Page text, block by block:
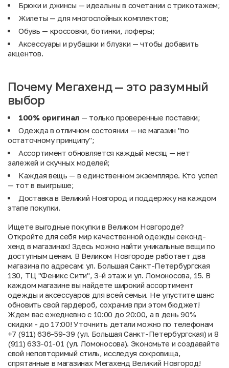
Брюки и джинсы — идеальны в сочетании с трикотажем;
Жилеты — для многослойных комплектов;
Обувь — кроссовки, ботинки, лоферы;
Аксессуары ирубашки и блузки — чтобы добавить
акцентов.
Почему Мегахенд — это разумный
выбор
100% оригинал — только проверенные поставки;
Одежда в отличном состоянии — не магазин "по
остаточному принципу";
Ассортимент обновляется каждый месяц — нет
залежей и скучных моделей;
Каждая вещь — в единственном экземпляре. Кто успел
— тот в выигрыше;
Доставка в Великий Новгород и поддержку на каждом
этапе покупки.
Ищете выгодные покупки в Великом Новгороде?
Откройте для себя мир качественной одежды секонд-
хенд в магазинах! Здесь можно найти уникальные вещи по
доступным ценам. В Великом Новгороде работает два
магазина по адресам: ул. Большая Санкт-Петербургская
130, ТЦ "Феникс Сити", 3-й этаж и ул. Ломоносова, 15. В
каждом магазине вы найдете широкий ассортимент
одежды и аксессуаров для всей семьи. Не упустите шанс
обновить свой гардероб, сохранив при этом бюджет!
Ждем вас ежедневно с 10:00 до 20:00, а в день 90%
скидки - до 17:00! Уточнить детали можно по телефонам
+7 (911) 636-59-39 (ул. Большая Санкт-Петербургская) и 8
(911) 633-01-01 (ул. Ломоносова). Экономьте и создавайте
свой неповторимый стиль, исследуя сокровища,
спрятанные в магазинах Мегахенд Великий Новгород!